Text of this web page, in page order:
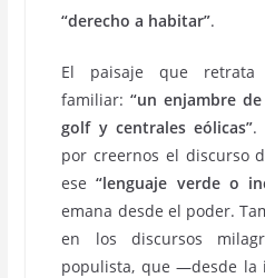
“derecho a habitar”.
El paisaje que retrata
familiar:“un enjambre
golf y centrales eólicas”.
por creernos el discurso
ese“lenguaje verde o
emana desde el poder.
en los discursos
populista, que —desde